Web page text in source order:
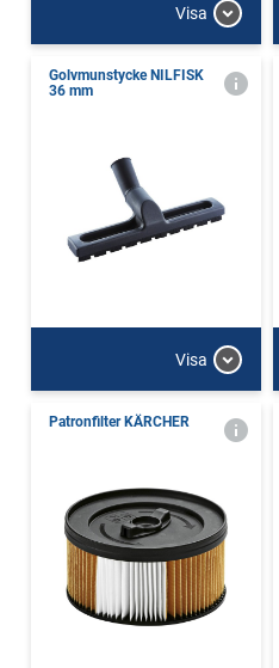
Visa
Golvmunstycke NILFISK
36 mm
Visa
Patronfilter KÄRCHER